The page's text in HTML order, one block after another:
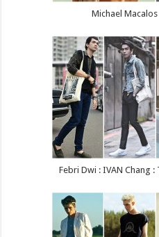
Michael
Febri Dwi : IVAN Chang